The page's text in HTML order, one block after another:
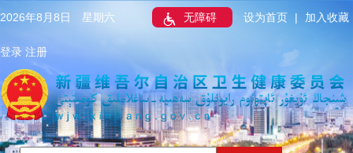
2026年8月8日 星期六 无障碍 设为首页 | 加入收藏
登录 注册